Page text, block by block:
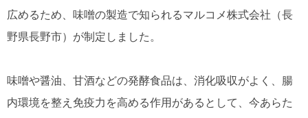
広めるため、味噌の製造で知られるマルコメ株式会社（長
野県長野市）が制定しました。
味噌や醤油、甘酒などの発酵食品は、消化吸収がよく、腸
内環境を整え免疫力を高める作用があるとして、今あらた